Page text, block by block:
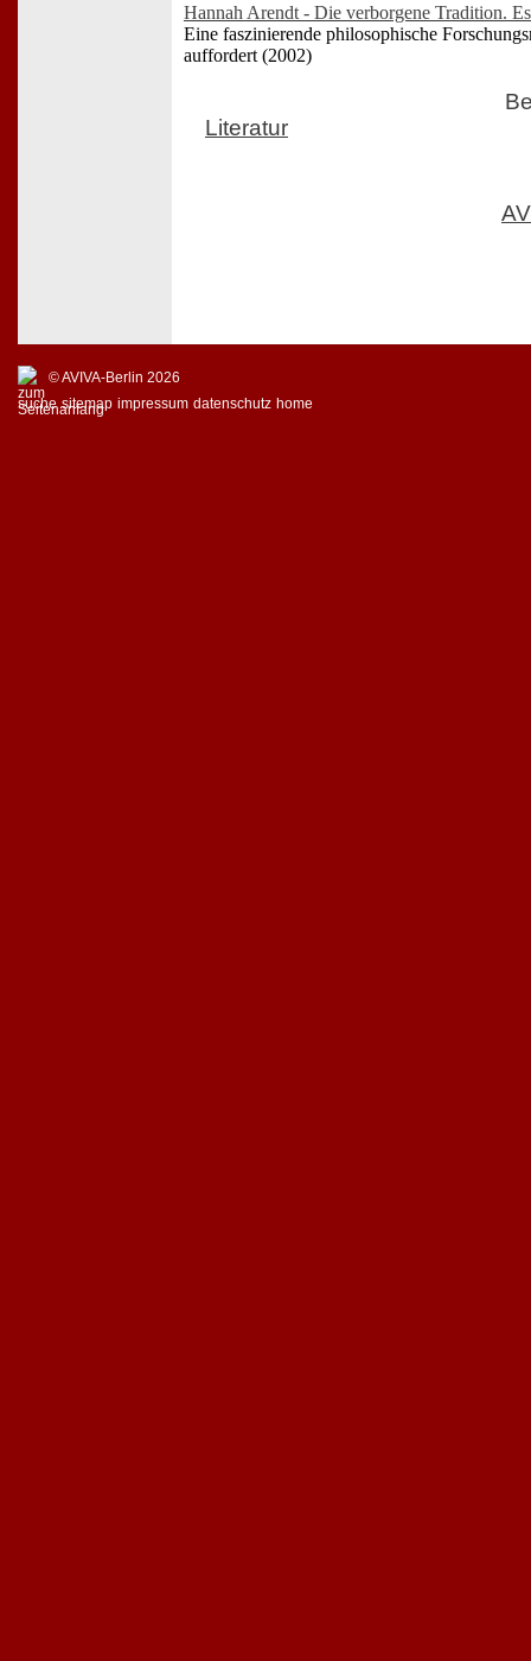
Hannah Arendt - Die verborgene Tradition.
Eine faszinierende philosophische
auffordert (2002)
Literatur
© AVIVA-Berlin 2026
suche sitemap impressum datenschutz home